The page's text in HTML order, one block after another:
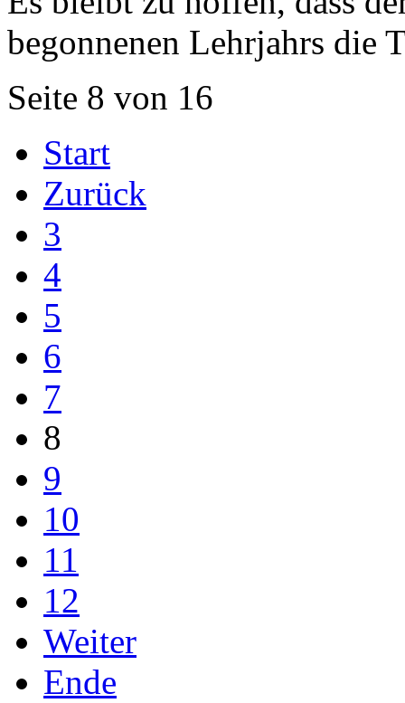
begonnenen Lehrjahrs die
Seite 8 von 16
Start
Zurück
3
4
5
6
7
8
9
10
11
12
Weiter
Ende